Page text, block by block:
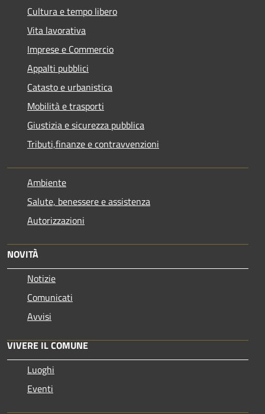
Cultura e tempo libero
Vita lavorativa
Imprese e Commercio
Appalti pubblici
Catasto e urbanistica
Mobilità e trasporti
Giustizia e sicurezza pubblica
Tributi,finanze e contravvenzioni
Ambiente
Salute, benessere e assistenza
Autorizzazioni
NOVITÀ
Notizie
Comunicati
Avvisi
VIVERE IL COMUNE
Luoghi
Eventi